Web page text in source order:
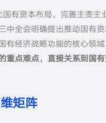
有资本布局，完善主责主
中全会明确提出推动国有
经济战略功能的核心领域
重点难点，直接关系到国
矩阵